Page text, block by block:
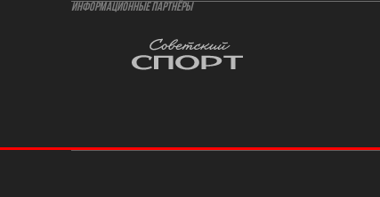
ИНФОРМАЦИОННЫЕ ПАРТНЁРЫ